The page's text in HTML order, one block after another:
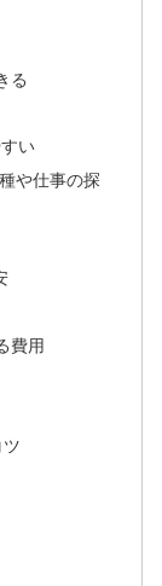
る
い
や仕事の探
費用